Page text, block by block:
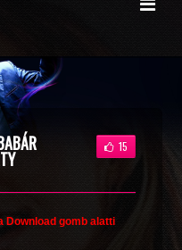
15
Download gomb alatti